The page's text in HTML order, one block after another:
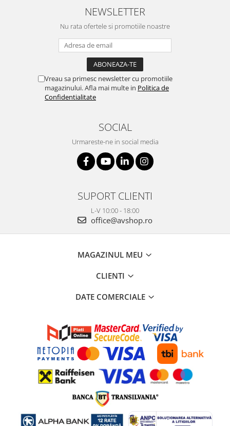
NEWSLETTER
Nu rata ofertele si promotiile noastre
Vreau sa primesc newsletter cu promotiile
magazinului. Afla mai multe in Politica de
Confidentialitate
SOCIAL
Urmareste-ne in social media
SUPORT CLIENTI
L-V 10:00 - 18:00
office@avshop.ro
MAGAZINUL MEU
CLIENTI
DATE COMERCIALE